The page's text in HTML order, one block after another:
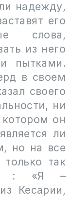
надежду,
его
слова,
из него
пытками.
в своем
своего
ни
он
ли
но на все
так
: «Я –
Кесарии,